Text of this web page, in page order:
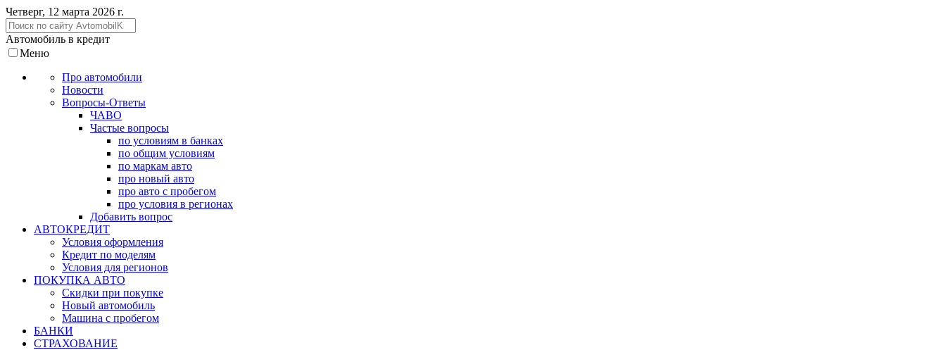
Четверг, 12 марта 2026 г.
Автомобиль в кредит
Меню
Про автомобили
Новости
Вопросы-Ответы
ЧАВО
Частые вопросы
по условиям в банках
по общим условиям
по маркам авто
про новый авто
про авто с пробегом
про условия в регионах
Добавить вопрос
АВТОКРЕДИТ
Условия оформления
Кредит по моделям
Условия для регионов
ПОКУПКА АВТО
Скидки при покупке
Новый автомобиль
Машина с пробегом
БАНКИ
СТРАХОВАНИЕ